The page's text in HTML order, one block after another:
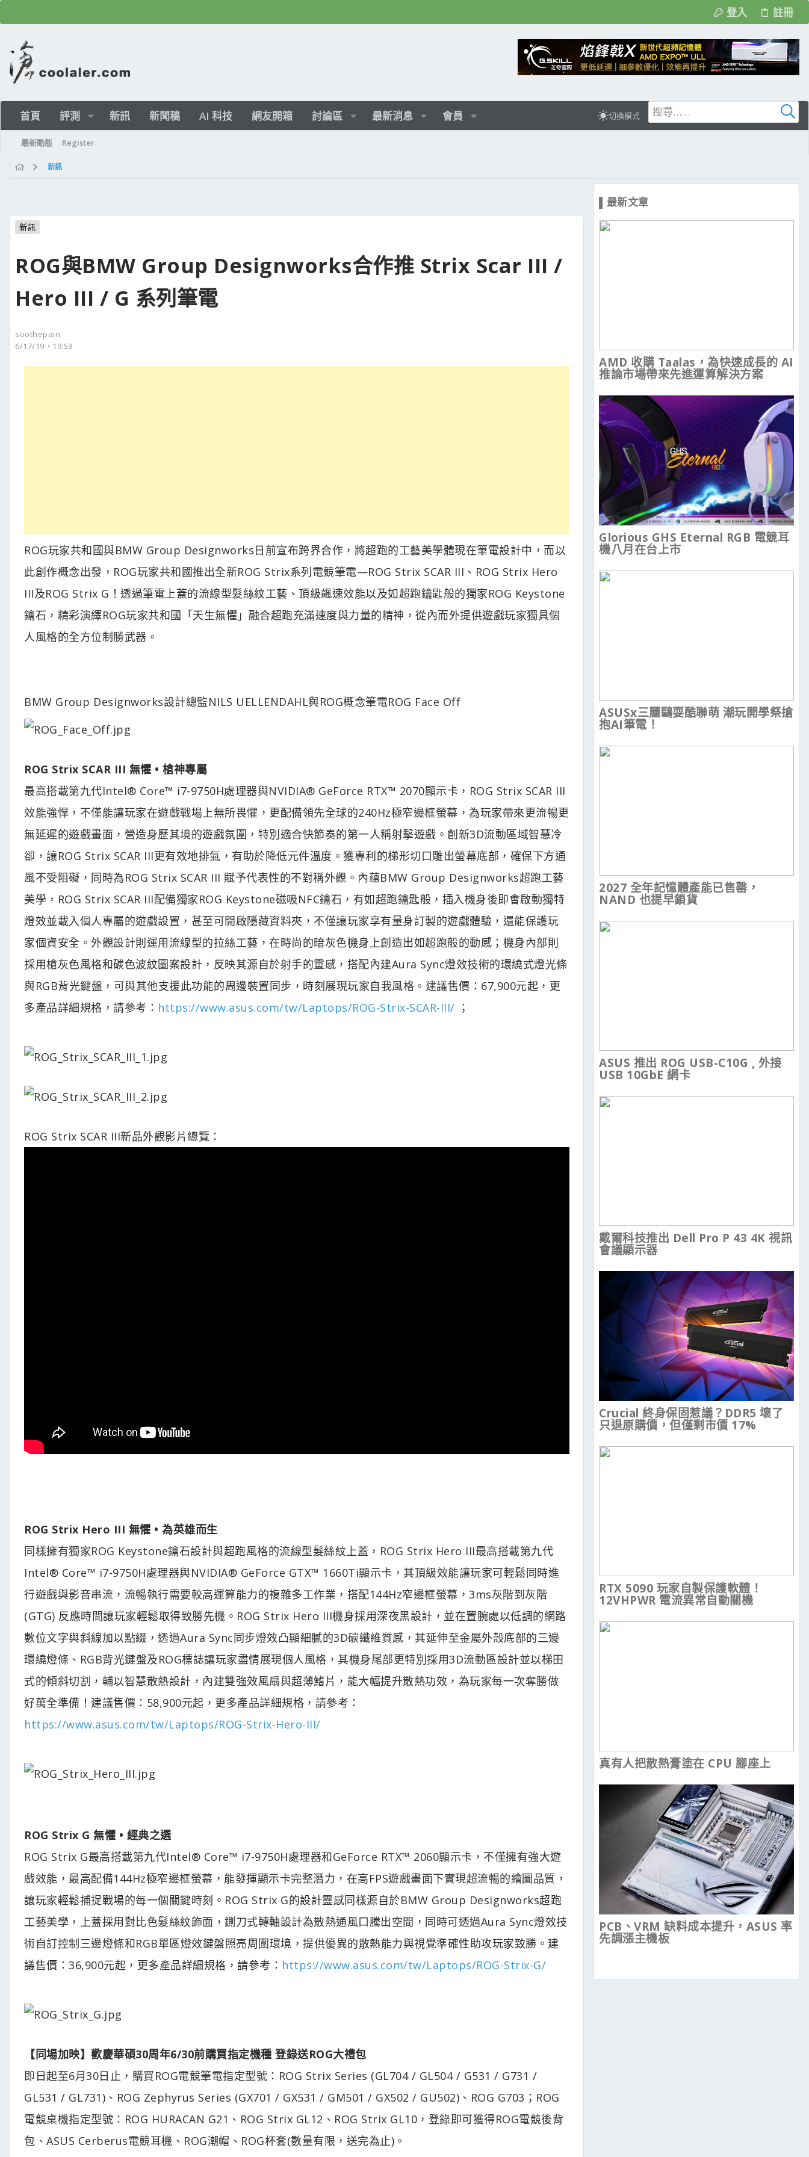
登入 註冊
首頁 評測 新訊 新聞稿 AI 科技 網友開箱 討論區 最新消息 會員 切換模式
最新動態 Register
新訊
新訊
ROG與BMW Group Designworks合作推 Strix Scar III /
Hero III / G 系列筆電
soothepain
6/17/19，19:53
ROG玩家共和國與BMW Group Designworks日前宣布跨界合作，將超跑的工藝美學體現在筆電設計中，而以
此創作概念出發，ROG玩家共和國推出全新ROG Strix系列電競筆電—ROG Strix SCAR III、ROG Strix Hero
III及ROG Strix G！透過筆電上蓋的流線型髮絲紋工藝、頂級飆速效能以及如超跑鑰匙般的獨家ROG Keystone
鑰石，精彩演繹ROG玩家共和國「天生無懼」融合超跑充滿速度與力量的精神，從內而外提供遊戲玩家獨具個
人風格的全方位制勝武器。
BMW Group Designworks設計總監NILS UELLENDAHL與ROG概念筆電ROG Face Off
ROG Strix SCAR III 無懼 • 槍神專屬
最高搭載第九代Intel® Core™ i7-9750H處理器與NVIDIA® GeForce RTX™ 2070顯示卡，ROG Strix SCAR III
效能強悍，不僅能讓玩家在遊戲戰場上無所畏懼，更配備領先全球的240Hz極窄邊框螢幕，為玩家帶來更流暢更
無延遲的遊戲畫面，營造身歷其境的遊戲氛圍，特別適合快節奏的第一人稱射擊遊戲。創新3D流動區域智慧冷
卻，讓ROG Strix SCAR III更有效地排氣，有助於降低元件溫度。獲專利的梯形切口雕出螢幕底部，確保下方通
風不受阻礙，同時為ROG Strix SCAR III 賦予代表性的不對稱外觀。內蘊BMW Group Designworks超跑工藝
美學，ROG Strix SCAR III配備獨家ROG Keystone磁吸NFC鑰石，有如超跑鑰匙般，插入機身後即會啟動獨特
燈效並載入個人專屬的遊戲設置，甚至可開啟隱藏資料夾，不僅讓玩家享有量身訂製的遊戲體驗，還能保護玩
家個資安全。外觀設計則運用流線型的拉絲工藝，在時尚的暗灰色機身上創造出如超跑般的動感；機身內部則
採用槍灰色風格和碳色波紋圖案設計，反映其源自於射手的靈感，搭配內建Aura Sync燈效技術的環繞式燈光條
與RGB背光鍵盤，可與其他支援此功能的周邊裝置同步，時刻展現玩家自我風格。建議售價：67,900元起，更
多產品詳細規格，請參考： https://www.asus.com/tw/Laptops/ROG-Strix-SCAR-III/ ；
ROG Strix SCAR III新品外觀影片總覽：
ROG Strix Hero III 無懼 • 為英雄而生
同樣擁有獨家ROG Keystone鑰石設計與超跑風格的流線型髮絲紋上蓋，ROG Strix Hero III最高搭載第九代
Intel® Core™ i7-9750H處理器與NVIDIA® GeForce GTX™ 1660Ti顯示卡，其頂級效能讓玩家可輕鬆同時進
行遊戲與影音串流，流暢執行需要較高運算能力的複雜多工作業，搭配144Hz窄邊框螢幕，3ms灰階到灰階
(GTG) 反應時間讓玩家輕鬆取得致勝先機。ROG Strix Hero III機身採用深夜黑設計，並在置腕處以低調的網路
數位文字與斜線加以點綴，透過Aura Sync同步燈效凸顯細膩的3D碳纖維質感，其延伸至金屬外殼底部的三邊
環繞燈條、RGB背光鍵盤及ROG標誌讓玩家盡情展現個人風格，其機身尾部更特別採用3D流動區設計並以梯田
式的傾斜切割，輔以智慧散熱設計，內建雙強效風扇與超薄鰭片，能大幅提升散熱功效，為玩家每一次奪勝做
好萬全準備！建議售價：58,900元起，更多產品詳細規格，請參考：
https://www.asus.com/tw/Laptops/ROG-Strix-Hero-III/
ROG Strix G 無懼 • 經典之選
ROG Strix G最高搭載第九代Intel® Core™ i7-9750H處理器和GeForce RTX™ 2060顯示卡，不僅擁有強大遊
戲效能，最高配備144Hz極窄邊框螢幕，能發揮顯示卡完整潛力，在高FPS遊戲畫面下實現超流暢的繪圖品質，
讓玩家輕鬆捕捉戰場的每一個關鍵時刻。ROG Strix G的設計靈感同樣源自於BMW Group Designworks超跑
工藝美學，上蓋採用對比色髮絲紋飾面，鍘刀式轉軸設計為散熱通風口騰出空間，同時可透過Aura Sync燈效技
術自訂控制三邊燈條和RGB單區燈效鍵盤照亮周圍環境，提供優異的散熱能力與視覺準確性助攻玩家致勝。建
議售價：36,900元起，更多產品詳細規格，請參考： https://www.asus.com/tw/Laptops/ROG-Strix-G/
【同場加映】歡慶華碩30周年6/30前購買指定機種 登錄送ROG大禮包
即日起至6月30日止，購買ROG電競筆電指定型號：ROG Strix Series (GL704 / GL504 / G531 / G731 /
GL531 / GL731)、ROG Zephyrus Series (GX701 / GX531 / GM501 / GX502 / GU502)、ROG G703；ROG
電競桌機指定型號：ROG HURACAN G21、ROG Strix GL12、ROG Strix GL10，登錄即可獲得ROG電競後背
包、ASUS Cerberus電競耳機、ROG潮帽、ROG杯套(數量有限，送完為止)。
▌最新文章
AMD 收購 Taalas，為快速成長的 AI
推論市場帶來先進運算解決方案
Glorious GHS Eternal RGB 電競耳
機八月在台上市
ASUSx三麗鷗耍酷聯萌 潮玩開學祭搶
抱AI筆電！
2027 全年記憶體產能已售罄，
NAND 也提早鎖貨
ASUS 推出 ROG USB-C10G , 外接
USB 10GbE 網卡
戴爾科技推出 Dell Pro P 43 4K 視訊
會議顯示器
Crucial 終身保固惹議？DDR5 壞了
只退原購價，但僅剩市價 17%
RTX 5090 玩家自製保護軟體！
12VHPWR 電流異常自動關機
真有人把散熱膏塗在 CPU 腳座上
PCB、VRM 缺料成本提升，ASUS 率
先調漲主機板